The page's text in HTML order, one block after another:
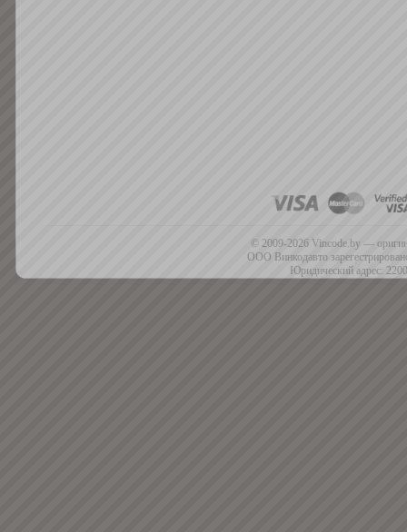
© 2009-2026 Vincode.by —
ООО Винкодавто
Юридический адрес: